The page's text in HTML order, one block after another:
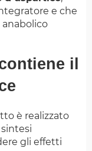
e che
il
è realizzato
gli effetti